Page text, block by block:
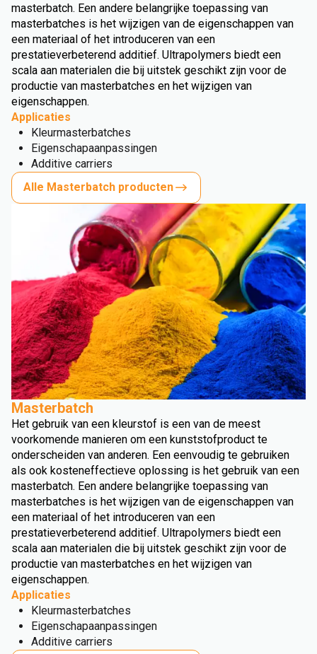
masterbatch. Een andere belangrijke toepassing van
masterbatches is het wijzigen van de eigenschappen van
een materiaal of het introduceren van een
prestatieverbeterend additief. Ultrapolymers biedt een
scala aan materialen die bij uitstek geschikt zijn voor de
productie van masterbatches en het wijzigen van
eigenschappen.
Applicaties
Kleurmasterbatches
Eigenschapaanpassingen
Additive carriers
Alle Masterbatch producten
Masterbatch
Het gebruik van een kleurstof is een van de meest
voorkomende manieren om een kunststofproduct te
onderscheiden van anderen. Een eenvoudig te gebruiken
als ook kosteneffectieve oplossing is het gebruik van een
masterbatch. Een andere belangrijke toepassing van
masterbatches is het wijzigen van de eigenschappen van
een materiaal of het introduceren van een
prestatieverbeterend additief. Ultrapolymers biedt een
scala aan materialen die bij uitstek geschikt zijn voor de
productie van masterbatches en het wijzigen van
eigenschappen.
Applicaties
Kleurmasterbatches
Eigenschapaanpassingen
Additive carriers